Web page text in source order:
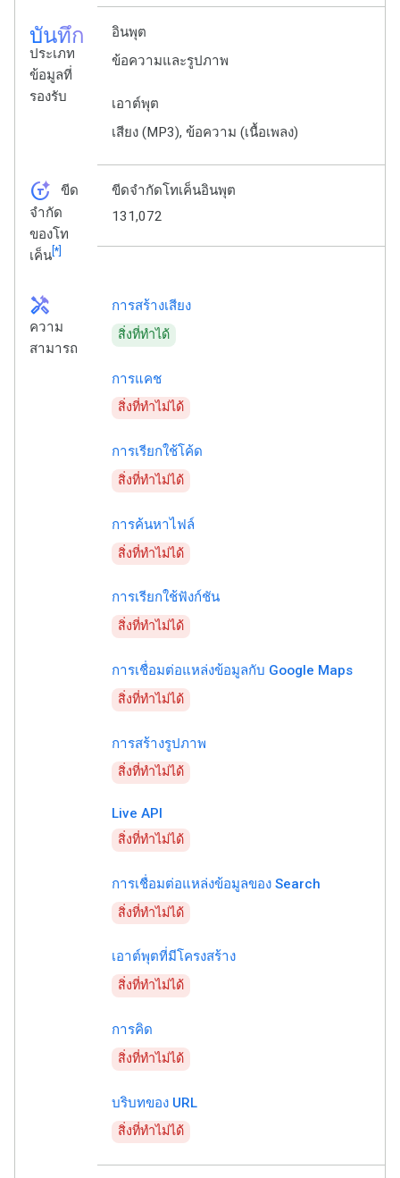
บันทึก
ประเภท
ข้อมูลที่
รองรับ
อินพุต
ข้อความและรูปภาพ
เอาต์พุต
เสียง (MP3), ข้อความ (เนื้อเพลง)
token_auto
ขีด
จำกัด
ของโท
เค็น[*]
ขีดจำกัดโทเค็นอินพุต
131,072
handyman
ความ
สามารถ
การสร้างเสียง
สิ่งที่ทำได้
การแคช
สิ่งที่ทำไม่ได้
การเรียกใช้โค้ด
สิ่งที่ทำไม่ได้
การค้นหาไฟล์
สิ่งที่ทำไม่ได้
การเรียกใช้ฟังก์ชัน
สิ่งที่ทำไม่ได้
การเชื่อมต่อแหล่งข้อมูลกับ Google Maps
สิ่งที่ทำไม่ได้
การสร้างรูปภาพ
สิ่งที่ทำไม่ได้
Live API
สิ่งที่ทำไม่ได้
การเชื่อมต่อแหล่งข้อมูลของ Search
สิ่งที่ทำไม่ได้
เอาต์พุตที่มีโครงสร้าง
สิ่งที่ทำไม่ได้
การคิด
สิ่งที่ทำไม่ได้
บริบทของ URL
สิ่งที่ทำไม่ได้